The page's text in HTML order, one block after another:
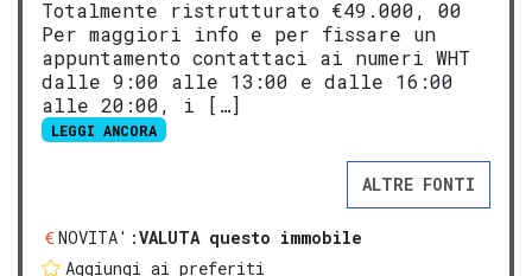
Totalmente ristrutturato €49.000, 00
Per maggiori info e per fissare un
appuntamento contattaci ai numeri WHT
dalle 9:00 alle 13:00 e dalle 16:00
alle 20:00, i […]
LEGGI ANCORA
ALTRE FONTI
NOVITA':VALUTA questo immobile
Aggiungi ai preferiti